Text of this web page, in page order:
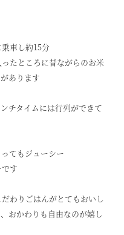
車し約15分
たところに昔ながらのお米
あります
チタイムには行列ができて
てもジューシー
す
わりごはんがとてもおいし
おかわりも自由なのが嬉し